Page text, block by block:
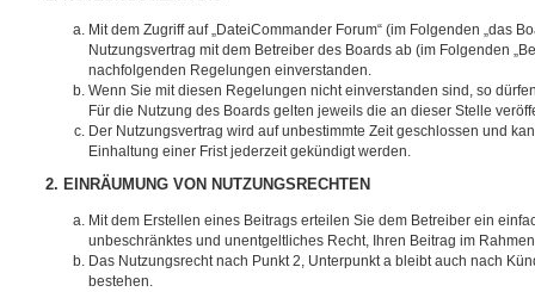
Mit dem Zugriff auf „DateiCommander Forum“ (im Folgenden „das
Nutzungsvertrag mit dem Betreiber des Boards ab (im Folgenden
nachfolgenden Regelungen einverstanden.
Wenn Sie mit diesen Regelungen nicht einverstanden sind, so
Für die Nutzung des Boards gelten jeweils die an dieser Stelle
Der Nutzungsvertrag wird auf unbestimmte Zeit geschlossen und
Einhaltung einer Frist jederzeit gekündigt werden.
2. EINRÄUMUNG VON NUTZUNGSRECHTEN
Mit dem Erstellen eines Beitrags erteilen Sie dem Betreiber ein
unbeschränktes und unentgeltliches Recht, Ihren Beitrag im
Das Nutzungsrecht nach Punkt 2, Unterpunkt a bleibt auch nach
bestehen.